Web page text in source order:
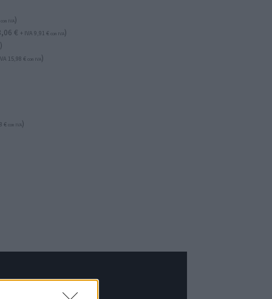
con IVA)
€ + IVA 9,91 € con IVA)
)
15,98 € con IVA)
€ con IVA)